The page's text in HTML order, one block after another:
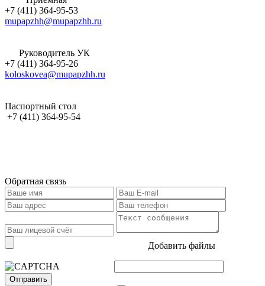
+7 (411) 364-95-53
mupapzhh@mupapzhh.ru
Руководитель УК
+7 (411) 364-95-26
koloskovea@mupapzhh.ru
Паспортный стол
+7 (411) 364-95-54
Обратная связь
Добавить файлы
Отправить